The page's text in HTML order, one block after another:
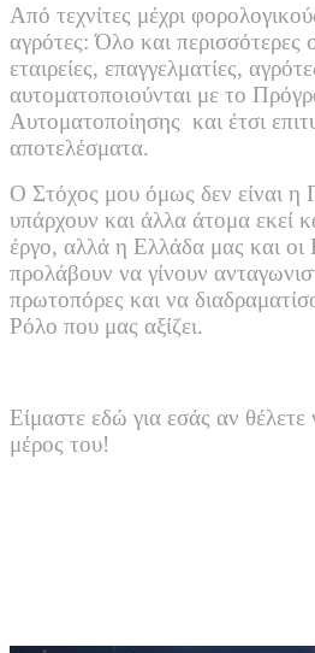
Από τεχνίτες μέχρι
αγρότες: Όλο και περισσότερες
εταιρείες, επαγγελματίες,
αυτοματοποιούνται με το
Αυτοματοποίησης και έτσι
αποτελέσματα.
Ο Στόχος μου όμως δεν είναι η
υπάρχουν και άλλα άτομα εκεί
έργο, αλλά η Ελλάδα μας και οι
προλάβουν να γίνουν
πρωτοπόρες και να
Ρόλο που μας αξίζει.
Είμαστε εδώ για εσάς αν θέλετε
μέρος του!